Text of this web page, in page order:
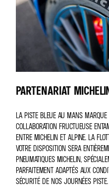
PARTENARIAT
LA PISTE BLEUE AU MANS
COLLABORATION FRUCTUEUSE
ENTRE MICHELIN ET ALPINE. LA
VOTRE DISPOSITION SERA
PNEUMATIQUES MICHELIN,
PARFAITEMENT ADAPTÉS AUX
SÉCURITÉ DE NOS JOURNÉES PISTE.